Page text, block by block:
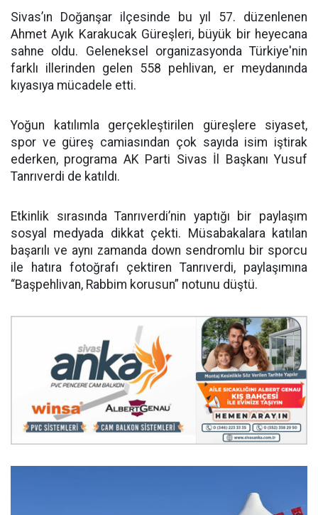
Sivas’ın Doğanşar ilçesinde bu yıl 57. düzenlenen
Ahmet Ayık Karakucak Güreşleri, büyük bir heyecana
sahne oldu. Geleneksel organizasyonda Türkiye'nin
farklı illerinden gelen 558 pehlivan, er meydanında
kıyasıya mücadele etti.
Yoğun katılımla gerçekleştirilen güreşlere siyaset,
spor ve güreş camiasından çok sayıda isim iştirak
ederken, programa AK Parti Sivas İl Başkanı Yusuf
Tanrıverdi de katıldı.
Etkinlik sırasında Tanrıverdi’nin yaptığı bir paylaşım
sosyal medyada dikkat çekti. Müsabakalara katılan
başarılı ve aynı zamanda down sendromlu bir sporcu
ile hatıra fotoğrafı çektiren Tanrıverdi, paylaşımına
“Başpehlivan, Rabbim korusun” notunu düştü.